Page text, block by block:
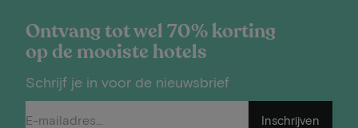
Ontvang tot wel 70% korting
op de mooiste hotels
Schrijf je in voor de nieuwsbrief
Inschrijven